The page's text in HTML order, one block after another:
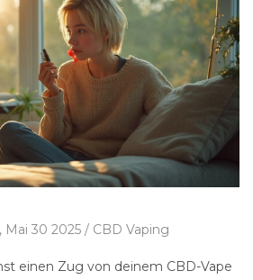
Mai 30 2025 / CBD Vaping
einen Zug von deinem CBD-Vape